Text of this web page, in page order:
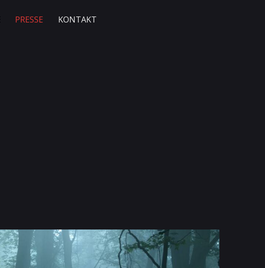
PRESSE KONTAKT